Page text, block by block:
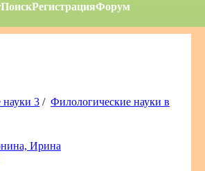
ПоискРегистрацияФорум
3 / Филологические науки в
Ирина